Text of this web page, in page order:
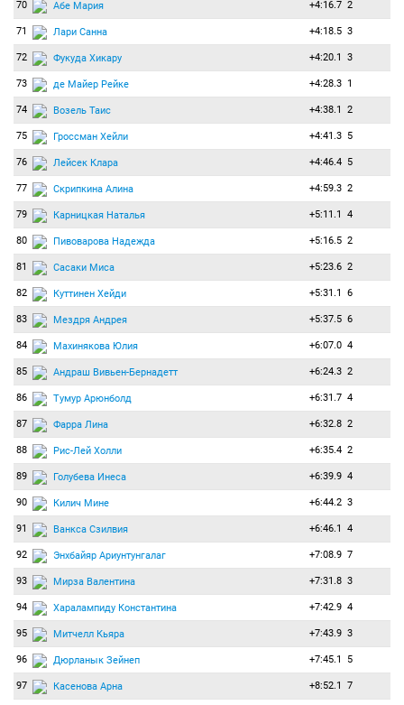
70 Абе Мария +4:16.7 2
71 Лари Санна +4:18.5 3
72 Фукуда Хикару +4:20.1 3
73 де Майер Рейке +4:28.3 1
74 Возель Таис +4:38.1 2
75 Гроссман Хейли +4:41.3 5
76 Лейсек Клара +4:46.4 5
77 Скрипкина Алина +4:59.3 2
79 Карницкая Наталья +5:11.1 4
80 Пивоварова Надежда +5:16.5 2
81 Сасаки Миса +5:23.6 2
82 Куттинен Хейди +5:31.1 6
83 Мездря Андрея +5:37.5 6
84 Махинякова Юлия +6:07.0 4
85 Андраш Вивьен-Бернадетт +6:24.3 2
86 Тумур Арюнболд +6:31.7 4
87 Фарра Лина +6:32.8 2
88 Рис-Лей Холли +6:35.4 2
89 Голубева Инеса +6:39.9 4
90 Килич Мине +6:44.2 3
91 Ванкса Сзилвия +6:46.1 4
92 Энхбайяр Ариунтунгалаг +7:08.9 7
93 Мирза Валентина +7:31.8 3
94 Харалампиду Константина +7:42.9 4
95 Митчелл Кьяра +7:43.9 3
96 Дюрланык Зейнеп +7:45.1 5
97 Касенова Арна +8:52.1 7